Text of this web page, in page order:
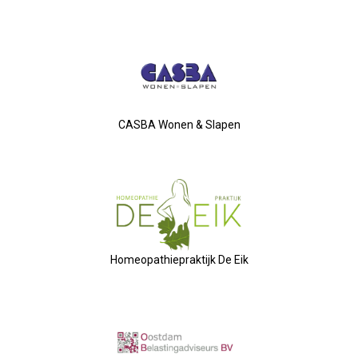
2024-05-15 Bestuursvergadering
2024-04-18 ALV
2024-01-04 Nieuwjaarsreceptie
CASBA Wonen & Slapen
Homeopathiepraktijk De Eik